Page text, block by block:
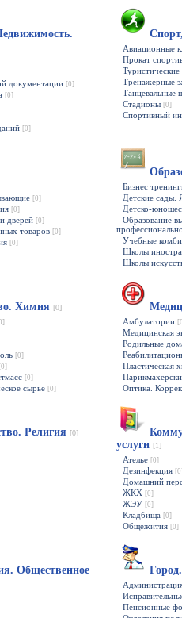
документации[0]
[0]
[0]
Авиационные
Прокат
Тренажерные
Танцевальные
Стадионы[0]
Спортивный
[0]
[0]
дверей[0]
товаров[0]
[0]
Бизнес
Детские сады.
Детско-
Образование
Учебные
Школы
Школы
Химия [0]
[0]
[0]
[0]
сырье[0]
Амбулатории
Медицинская
Родильные
Пластическая
Оптика.
Религия [0]
услуги [1]
Ателье[0]
Дезинфекция[0]
Домашний
ЖКХ[0]
ЖЭУ[0]
Кладбища[0]
Общежития[0]
Общественное
Пенсионные